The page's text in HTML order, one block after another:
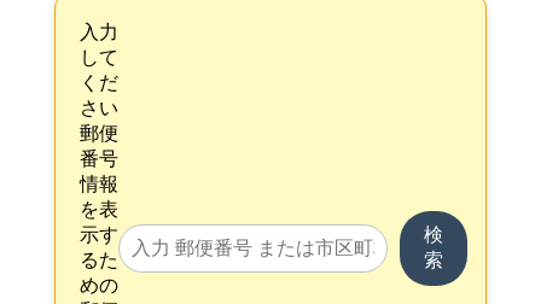
入力
して
くだ
さい
郵便
番号
情報
を表
示す
るた
めの
検
索